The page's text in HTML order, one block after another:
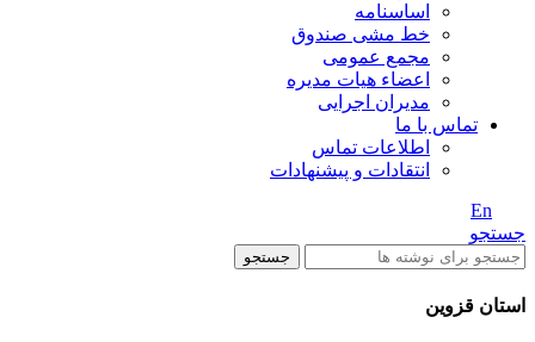
اساسنامه
خط مشی صندوق
مجمع عمومی
اعضاء هیات مدیره
مدیران اجرایی
تماس با ما
اطلاعات تماس
انتقادات و پیشنهادات
En
جستجو
جستجو
استان قزوین